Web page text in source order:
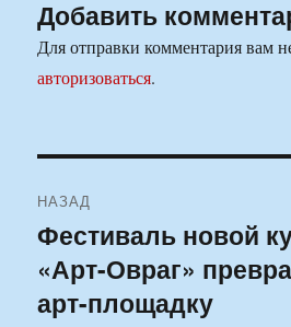
Добавить
Для отправки комментария вам
авторизоваться.
по
записям
НАЗАД
Предыдущая
запись:
Фестиваль новой
«Арт-Овраг»
арт-площадку